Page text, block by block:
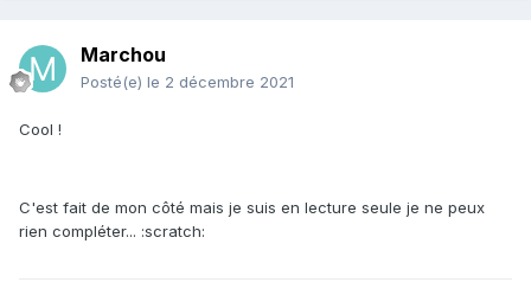
Marchou
Posté(e) le 2 décembre 2021
Cool !
C'est fait de mon côté mais je suis en lecture seule je ne peux
rien compléter... :scratch: